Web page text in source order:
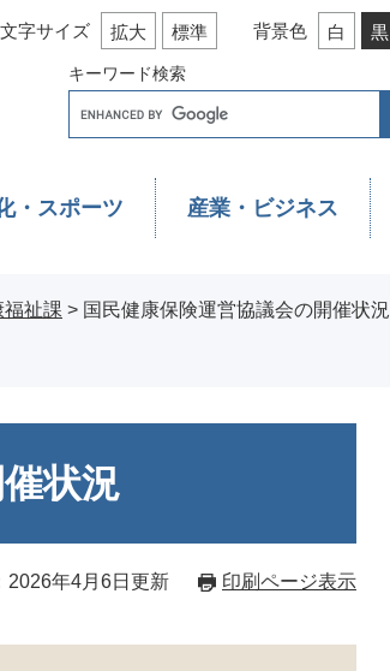
キーワード検索
文字サイズ 拡大 標準 背景色 白 黒
・スポーツ 産業・ビジネス
福祉課 > 国民健康保険運営協議会の開催状況
状況
2026年4月6日更新 印刷ページ表示